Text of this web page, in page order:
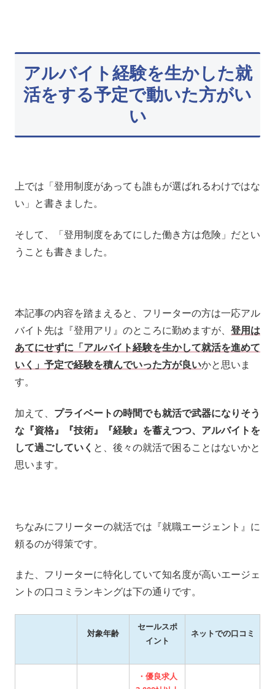
アルバイト経験を生かした就
活をする予定で動いた方がい
い
上では「登用制度があっても誰もが選ばれるわけではな
い」と書きました。
そして、「登用制度をあてにした働き方は危険」だとい
うことも書きました。
本記事の内容を踏まえると、フリーターの方は一応アル
バイト先は『登用アリ』のところに勤めますが、 登用は
あてにせずに「アルバイト経験を生かして就活を進めて
いく」予定で経験を積んでいった方が良いかと思いま
す。
加えて、 プライベートの時間でも就活で武器になりそう
な『資格』『技術』『経験』を蓄えつつ、アルバイトを
して過ごしていく と、後々の就活で困ることはないかと
思います。
ちなみにフリーターの就活では『就職エージェント』に
頼るのが得策です。
また、フリーターに特化していて知名度が高いエージェ
ントの口コミランキングは下の通りです。
対象年齢
セールスポ
イント
ネットでの口コミ
・優良求人